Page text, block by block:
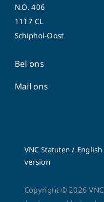
N.O. 406
1117 CL
Schiphol-Oost
Bel ons
Mail ons
VNC Statuten / English
version
Copyright ©2026VNC